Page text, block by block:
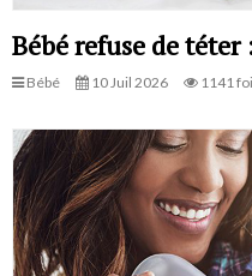
Bébé refuse de
Bébé 10 Juil 2026 1141